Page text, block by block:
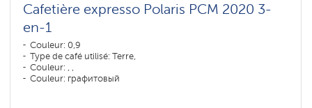
Cafetière expresso Polaris PCM 2020 3-
en-1
Couleur: 0,9
Type de café utilisé: Terre,
Couleur: , ,
Couleur: графитовый